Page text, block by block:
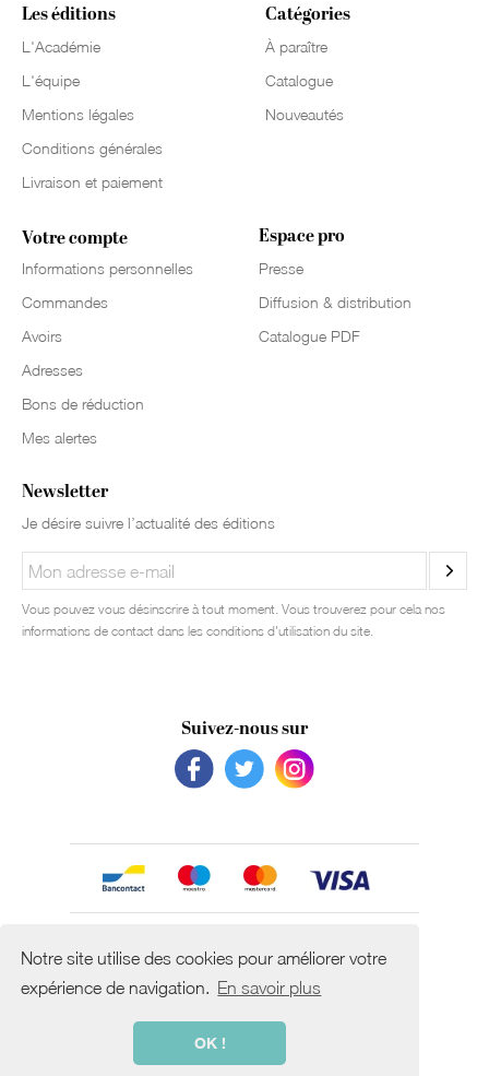
Notre site utilise des cookies pour améliorer votre
expérience de navigation. En savoir plus
OK !
Les éditions
L'Académie
L'équipe
Mentions légales
Conditions générales
Livraison et paiement
Catégories
À paraître
Catalogue
Nouveautés
Votre compte
Informations personnelles
Commandes
Avoirs
Adresses
Bons de réduction
Mes alertes
Espace pro
Presse
Diffusion & distribution
Catalogue PDF
Newsletter
Je désire suivre l’actualité des éditions
Vous pouvez vous désinscrire à tout moment. Vous trouverez pour cela nos
informations de contact dans les conditions d'utilisation du site.
Suivez-nous sur